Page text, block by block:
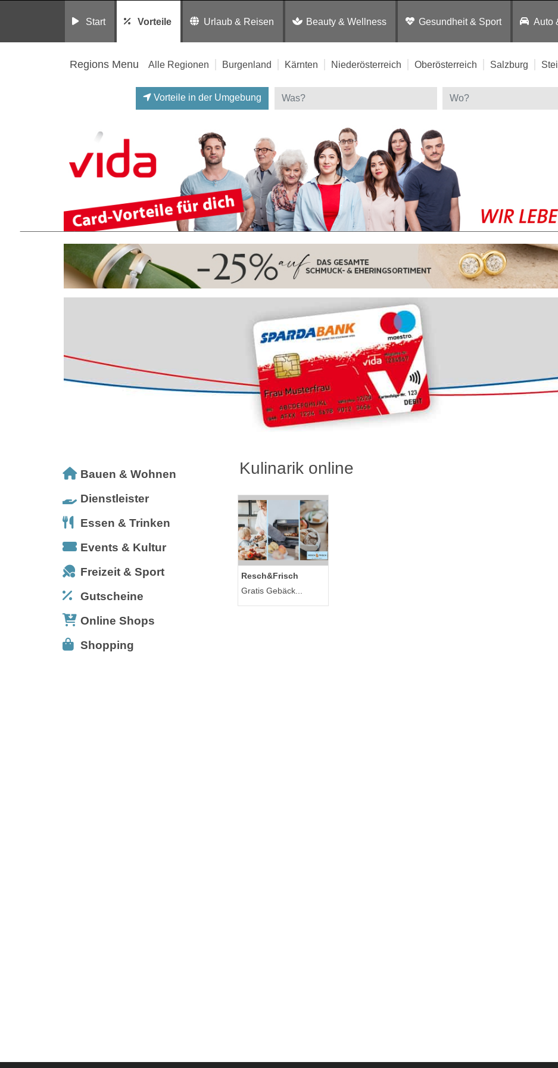
Start Vorteile Urlaub & Reisen Beauty & Wellness Gesundheit & Sport Auto
Regions Menu Alle Regionen Burgenland Kärnten Niederösterreich Oberösterreich Salzburg
Vorteile in der Umgebung
Bauen & Wohnen
Dienstleister
Essen & Trinken
Events & Kultur
Freizeit & Sport
Gutscheine
Online Shops
Shopping
Kulinarik online
Resch&Frisch
Gratis Gebäck...